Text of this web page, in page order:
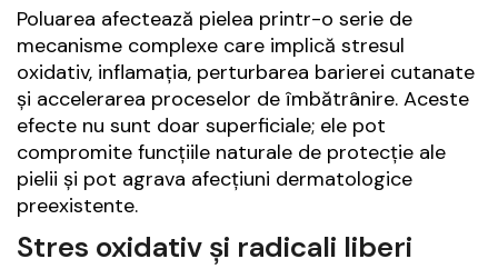
Poluarea afectează pielea printr-o serie de
mecanisme complexe care implică stresul
oxidativ, inflamația, perturbarea barierei cutanate
și accelerarea proceselor de îmbătrânire. Aceste
efecte nu sunt doar superficiale; ele pot
compromite funcțiile naturale de protecție ale
pielii și pot agrava afecțiuni dermatologice
preexistente.
Stres oxidativ și radicali liberi